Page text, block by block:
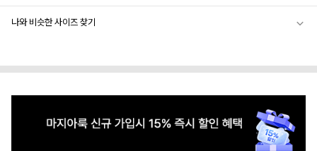
나와 비슷한 사이즈 찾기